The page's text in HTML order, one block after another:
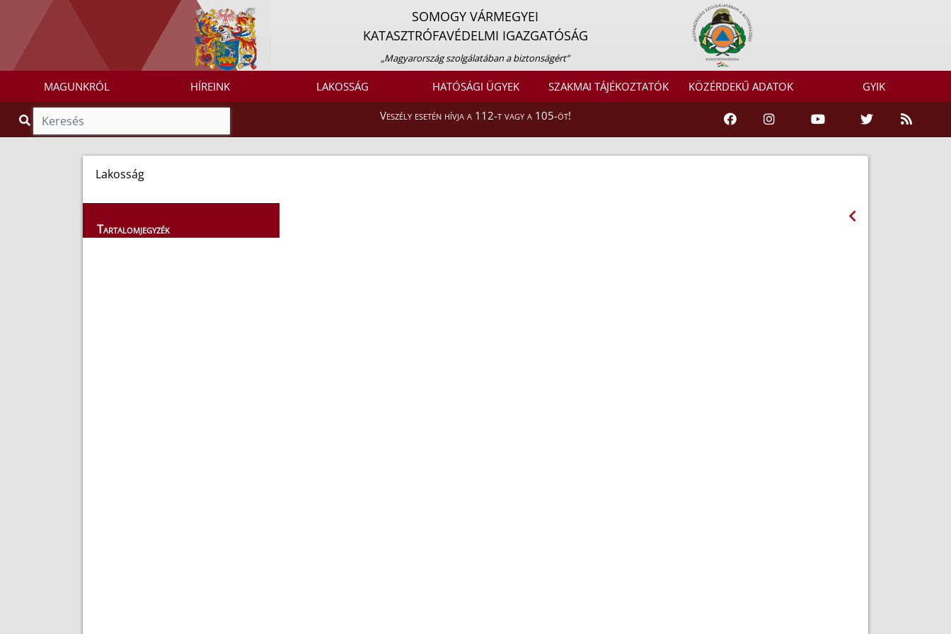
SOMOGY VÁRMEGYEI
KATASZTRÓFAVÉDELMI IGAZGATÓSÁG
„Magyarország szolgálatában a biztonságért”
MAGUNKRÓL HÍREINK LAKOSSÁG HATÓSÁGI ÜGYEK SZAKMAI TÁJÉKOZTATÓK KÖZÉRDEKŰ ADATOK GYIK
Veszély esetén hívja a 112-t vagy a 105-öt!
Lakosság
Tartalomjegyzék